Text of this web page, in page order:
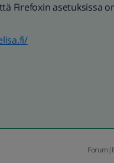
Firefoxin asetuksissa